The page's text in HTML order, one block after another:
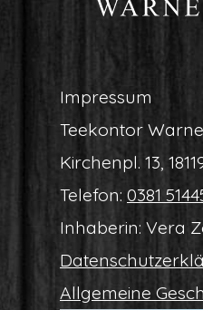
Impres­sum
Tee­kon­tor
Kir­chen­pl. 13,
Tele­fon: 0381
Inha­be­rin: Vera
All­ge­mei­ne